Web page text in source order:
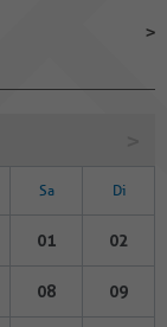
Sa Di
01 02
08 09